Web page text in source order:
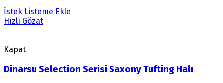
İstek Listeme Ekle
Hızlı Gözat
Kapat
Dinarsu Selection Serisi Saxony Tufting Halı